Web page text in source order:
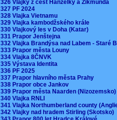
326 Vlajky z cest Hanzelky a Zikmunda
327 PF 2024
328 Vlajka Vietnamu
329 Vlajka kambodžského krále
330 Vlajkový les v Doha (Katar)
331 Prapor Jenštejna
332 Vlajka Brandýsa nad Labem - Staré
333 Prapor města Louny
334 Vlajka 8ČNVK
335 Výstava Identita
336 PF 2025
337 Prapor hlavního města Prahy
338 Prapor obce Jankov
339 Prapor města Naarden
340 Vlajka RNLI
341 Vlajka Northumberland county
342 Vlajky nad hradem Stirling (Skotsko)